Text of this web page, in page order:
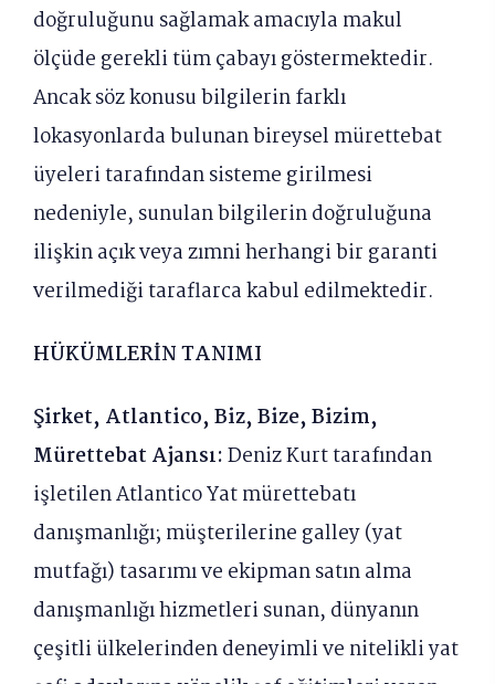
doğruluğunu sağlamak amacıyla makul
ölçüde gerekli tüm çabayı göstermektedir.
Ancak söz konusu bilgilerin farklı
lokasyonlarda bulunan bireysel mürettebat
üyeleri tarafından sisteme girilmesi
nedeniyle, sunulan bilgilerin doğruluğuna
ilişkin açık veya zımni herhangi bir garanti
verilmediği taraflarca kabul edilmektedir.
HÜKÜMLERİN TANIMI
Şirket, Atlantico, Biz, Bize, Bizim,
Mürettebat Ajansı:Deniz Kurt tarafından
işletilen Atlantico Yat mürettebatı
danışmanlığı; müşterilerine galley (yat
mutfağı) tasarımı ve ekipman satın alma
danışmanlığı hizmetleri sunan, dünyanın
çeşitli ülkelerinden deneyimli ve nitelikli yat